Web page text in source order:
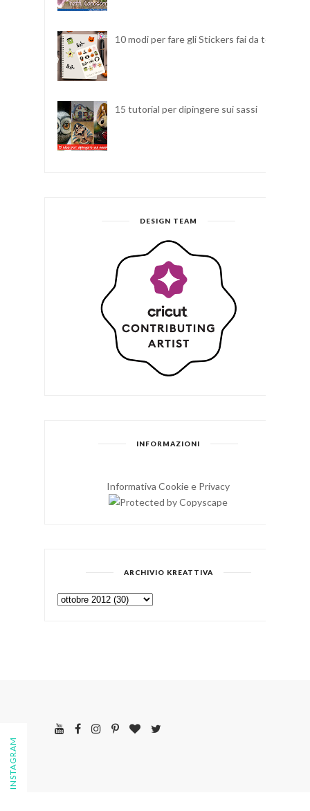
10 modi per fare gli Stickers fai da te
15 tutorial per dipingere sui sassi
DESIGN TEAM
INFORMAZIONI
Informativa Cookie e Privacy
ARCHIVIO KREATTIVA